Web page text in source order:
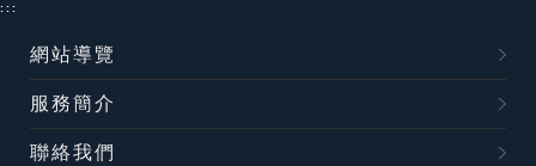
:::
網站導覽
服務簡介
聯絡我們